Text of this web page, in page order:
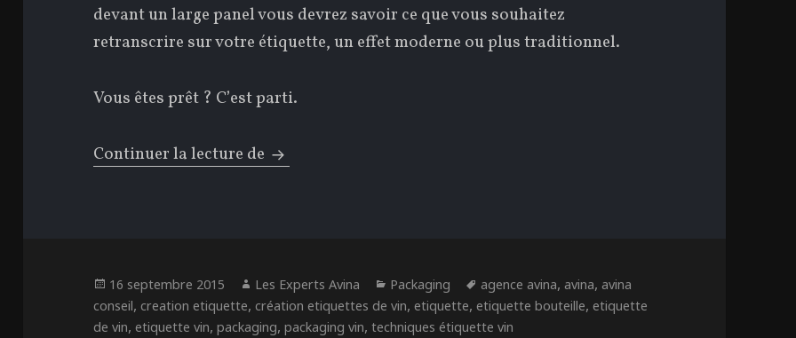
devant un large panel vous devrez savoir ce que vous souhaitez
retranscrire sur votre étiquette, un effet moderne ou plus traditionnel.
Vous êtes prêt ? C’est parti.
Continuer la lecture de L’étiquette : Le choix de la dorure et du papier
Publié
le
16 septembre 2015 Auteur
Les Experts Avina Catégories
Packaging Étiquettes
agence avina, avina, avina
conseil,creation etiquette,création etiquettes de vin,etiquette,etiquette bouteille,etiquette
de vin,etiquette vin,packaging,packaging vin,techniques étiquette vin